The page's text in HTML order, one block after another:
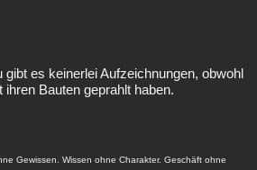
gibt es keinerlei Aufzeichnungen, obwohl
Bauten geprahlt haben.
Gewissen. Wissen ohne Charakter. Geschäft ohne